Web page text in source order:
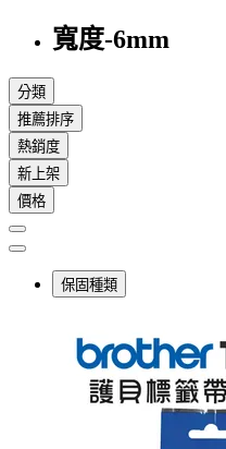
寬度-6mm
分類
推薦排序
熱銷度
新上架
價格
保固種類